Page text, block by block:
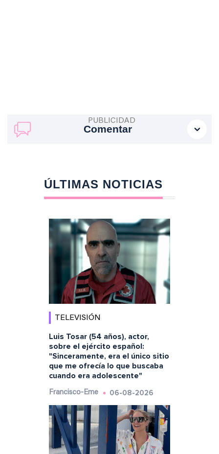
Comentar
ÚLTIMAS NOTICIAS
TELEVISIÓN
Luis Tosar (54 años), actor,
sobre el ejército español:
"Sinceramente, era el único sitio
que me ofrecía lo que buscaba
cuando era adolescente"
Francisco-Eme 06-08-2026